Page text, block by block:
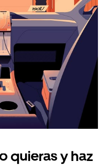
quieras y haz